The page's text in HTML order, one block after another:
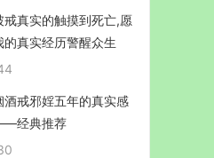
戒真实的触摸到死亡,愿
的真实经历警醒众生
酒戒邪婬五年的真实感
经典推荐